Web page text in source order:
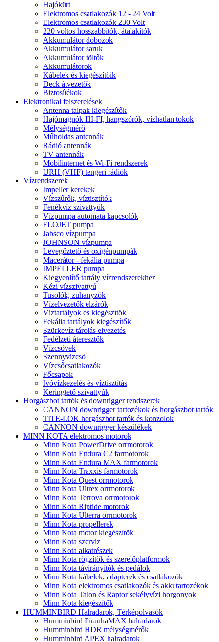
Hajókürt
Elektromos csatlakozók 12 - 24 Volt
Elektromos csatlakozók 230 Volt
220 voltos hosszabbítók, átalakítók
Akkumulátor dobozok
Akkumulátor saruk
Akkumulátor töltők
Akkumulátorok
Kábelek és kiegészítőik
Deck átvezetők
Biztosítékok
Elektronikai felszerelések
Antenna talpak kiegészítők
Hajómagnók HI-FI, hangszórók, vízhatlan tokok
Mélységmérő
Műholdas antennák
Rádió antennák
TV antennák
Mobilinternet és Wi-Fi rendszerek
URH (VHF) tengeri rádiók
Vízrendszerek
Impeller kerekek
Vízszűrők, víztisztítók
Fenékvíz szivattyúk
Vízpumpa automata kapcsolók
FLOJET pumpa
Jabsco vízpumpa
JOHNSON vízpumpa
Levegőztető és oxigénpumpák
Macerátor - fekália pumpa
IMPELLER pumpa
Kiegyenlítő tartály vízrendszerekhez
Kézi vízszivattyú
Tusolók, zuhanyzók
Vízelvezetők elzárók
Víztartályok és kiegészítők
Fekália tartályok kiegészítők
Szürkevíz tárolás elvezetés
Fedélzeti áteresztők
Vízcsövek
Szennyvízcső
Vízcsőcsatlakozók
Főcsapok
Ivóvízkezelés és víztisztítás
Keringtető szivattyúk
Horgászbot tartók és downrigger rendszerek
CANNON downrigger tartozékok és horgászbot tartók
TITE-LOK horgászbot tartók és konzolok
CANNON downrigger készülékek
MINN KOTA elektromos motorok
Minn Kota PowerDrive orrmotorok
Minn Kota Endura C2 farmotorok
Minn Kota Endura MAX farmotorok
Minn Kota Traxxis farmotorok
Minn Kota Quest orrmotorok
Minn Kota Ultrex orrmotorok
Minn Kota Terrova orrmotorok
Minn Kota Riptide motorok
Minn Kota Ulterra orrmotorok
Minn Kota propellerek
Minn Kota motor kiegészítők
Minn Kota szerviz
Minn Kota alkatrészek
Minn Kota rögzítők és szerelőplatformok
Minn Kota távirányítók és pedálok
Minn Kota kábelek, adapterek és csatlakozók
Minn Kota elektromos csatlakozók és akkutartozékok
Minn Kota Talon és Raptor sekélyvízi horgonyok
Minn Kota kiegészítők
HUMMINBIRD Halradarok, Térképolvasók
Humminbird PiranhaMAX halradarok
Humminbird HDR mélységmérők
Humminbird APEX halradarok